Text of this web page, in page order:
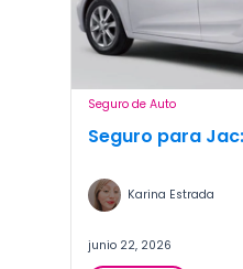
Seguro de Auto
Seguro para
Karina Estrada
junio 22, 2026